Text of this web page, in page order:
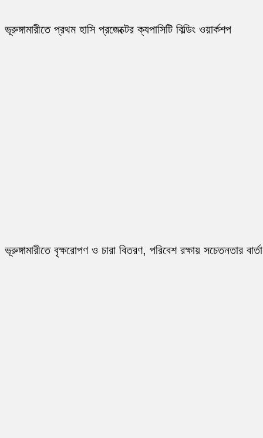
ভূরুঙ্গামারীতে প্রথম হাসি প্রজেক্টের ক্যপাসিটি বিল্ডিং ওয়ার্কশপ
ভূরুঙ্গামারীতে বৃক্ষরোপণ ও চারা বিতরণ, পরিবেশ রক্ষায় সচেতনতার বার্তা